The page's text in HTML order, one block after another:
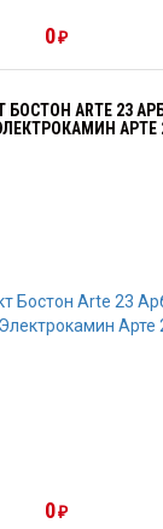
0 ₽
ARTE 23
АРТЕ 23
0 ₽